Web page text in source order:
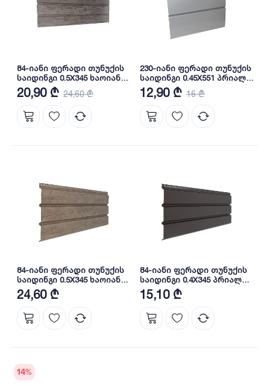
84-იანი ფერადი თუნუქის
საიდინგი 0.5X345 ხაოიანი
WOOD GREY NOVA
20,90 ₾ 24,60 ₾
230-იანი ფერადი თუნუქის
საიდინგი 0.45X551 პრიალა
RAL 9006 NOVA
12,90 ₾ 16 ₾
84-იანი ფერადი თუნუქის
საიდინგი 0.5X345 ხაოიანი
WOOD LIGHTER NOVA
24,60 ₾
84-იანი ფერადი თუნუქის
საიდინგი 0.4X345 პრიალა
RAL 8019 NOVA
15,10 ₾
14%